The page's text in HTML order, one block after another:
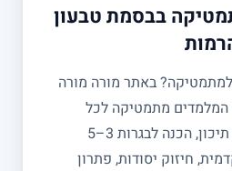
בבסמת טבעון
באתר מורה מורה
המלמדים מתמטיקה לכל
הרמות: יסודי, חטיבה, תיכון, הכנה לבגרות 3–5
חיזוק יסודות, פתרון